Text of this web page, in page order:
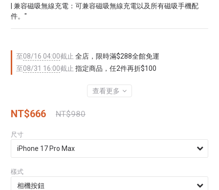
| 兼容磁吸無線充電：可兼容磁吸無線充電以及所有磁吸手機配
件。"
至08/16 04:00截止 全店，限時滿$288全館免運
至08/31 16:00截止 指定商品，任2件再折$100
查看更多
NT$666 NT$980
尺寸
樣式